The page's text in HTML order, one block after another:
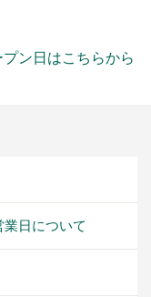
ン日はこちらから
日について